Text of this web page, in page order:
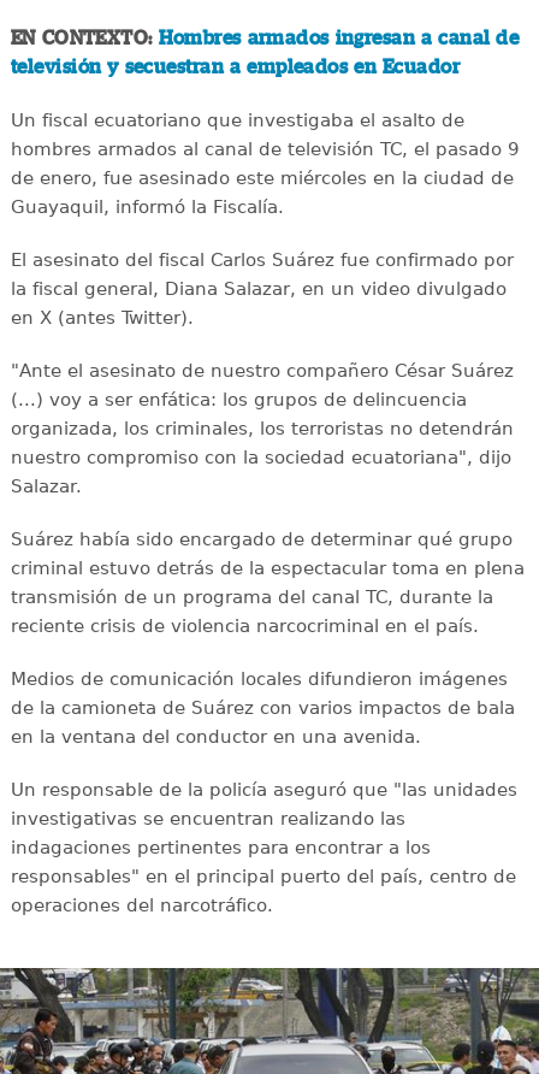
EN CONTEXTO: Hombres armados ingresan a canal de
televisión y secuestran a empleados en Ecuador
Un fiscal ecuatoriano que investigaba el asalto de
hombres armados al canal de televisión TC, el pasado 9
de enero, fue asesinado este miércoles en la ciudad de
Guayaquil, informó la Fiscalía.
El asesinato del fiscal Carlos Suárez fue confirmado por
la fiscal general, Diana Salazar, en un video divulgado
en X (antes Twitter).
"Ante el asesinato de nuestro compañero César Suárez
(...) voy a ser enfática: los grupos de delincuencia
organizada, los criminales, los terroristas no detendrán
nuestro compromiso con la sociedad ecuatoriana", dijo
Salazar.
Suárez había sido encargado de determinar qué grupo
criminal estuvo detrás de la espectacular toma en plena
transmisión de un programa del canal TC, durante la
reciente crisis de violencia narcocriminal en el país.
Medios de comunicación locales difundieron imágenes
de la camioneta de Suárez con varios impactos de bala
en la ventana del conductor en una avenida.
Un responsable de la policía aseguró que "las unidades
investigativas se encuentran realizando las
indagaciones pertinentes para encontrar a los
responsables" en el principal puerto del país, centro de
operaciones del narcotráfico.